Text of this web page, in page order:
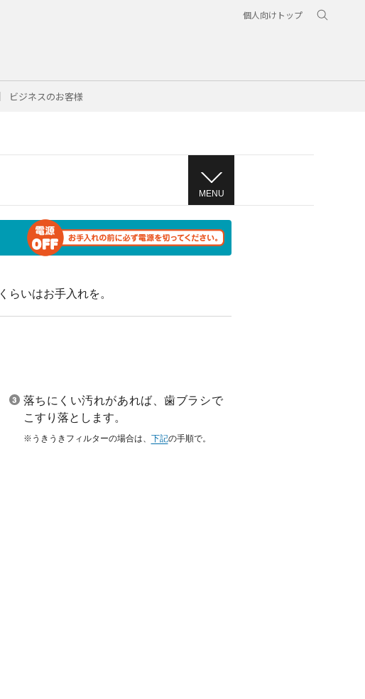
個人向けトップ
ビジネスのお客様
MENU
いはお手入れを。
落ちにくい汚れがあれば、歯ブラシで
こすり落とします。
※うきうきフィルターの場合は、 下記の手順で。